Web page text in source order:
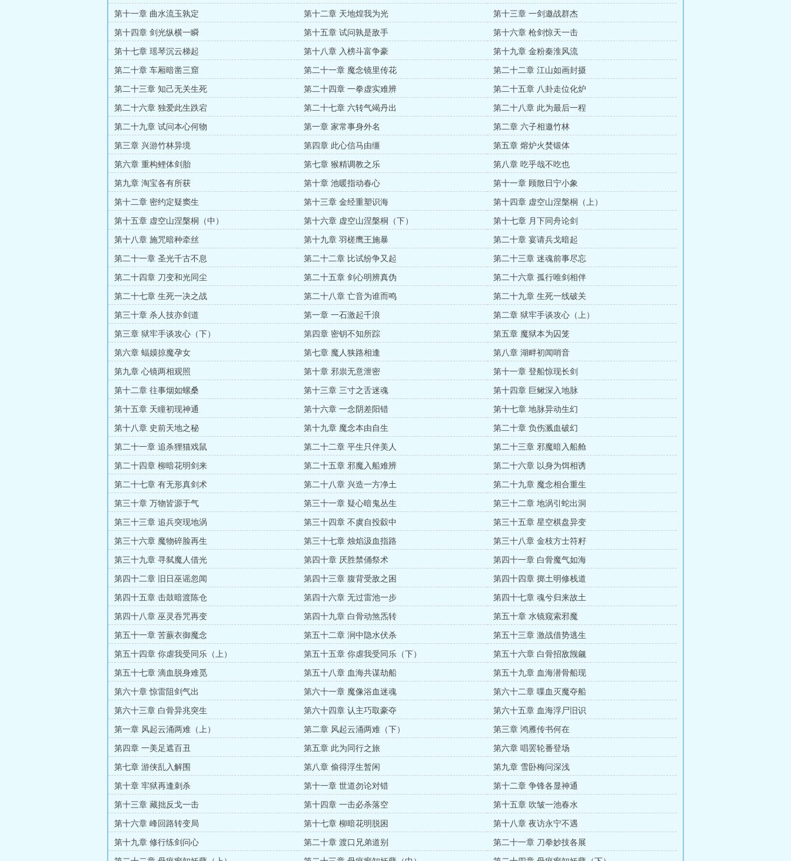
第十一章 曲水流玉孰定 第十二章 天地煌我为光 第十三章 一剑邀战群杰
第十四章 剑光纵横一瞬 第十五章 试问孰是敌手 第十六章 枪剑惊天一击
第十七章 瑶琴沉云梯起 第十八章 入榜斗富争豪 第十九章 金粉秦淮风流
第二十章 车厢暗凿三窟 第二十一章 魔念镜里传花 第二十二章 江山如画封摄
第二十三章 知己无关生死 第二十四章 一拳虚实难辨 第二十五章 八卦走位化炉
第二十六章 独爱此生跌宕 第二十七章 六转气竭丹出 第二十八章 此为最后一程
第二十九章 试问本心何物 第一章 家常事身外名 第二章 六子相邀竹林
第三章 兴游竹林异境 第四章 此心信马由缰 第五章 熔炉火焚锻体
第六章 重构鲤体剑胎 第七章 猴精调教之乐 第八章 吃乎哉不吃也
第九章 淘宝各有所获 第十章 池暖指动春心 第十一章 顾散日宁小象
第十二章 密约定疑窦生 第十三章 金经重塑识海 第十四章 虚空山涅槃桐（上）
第十五章 虚空山涅槃桐（中） 第十六章 虚空山涅槃桐（下） 第十七章 月下同舟论剑
第十八章 施咒暗种牵丝 第十九章 羽槎鹰王施暴 第二十章 宴请兵戈暗起
第二十一章 圣光千古不息 第二十二章 比试纷争又起 第二十三章 迷魂前事尽忘
第二十四章 刀变和光同尘 第二十五章 剑心明辨真伪 第二十六章 孤行唯剑相伴
第二十七章 生死一决之战 第二十八章 亡音为谁而鸣 第二十九章 生死一线破关
第三十章 杀人技亦剑道 第一章 一石激起千浪 第二章 狱牢手谈攻心（上）
第三章 狱牢手谈攻心（下） 第四章 密钥不知所踪 第五章 魔狱本为囚笼
第六章 蝠嫫掠魔孕女 第七章 魔人狭路相逢 第八章 湖畔初闻哨音
第九章 心镜两相观照 第十章 邪祟无意泄密 第十一章 登船惊现长剑
第十二章 往事烟如螺桑 第十三章 三寸之舌迷魂 第十四章 巨鳅深入地脉
第十五章 天瞳初现神通 第十六章 一念阴差阳错 第十七章 地脉异动生幻
第十八章 史前天地之秘 第十九章 魔念本由自生 第二十章 负伤溅血破幻
第二十一章 追杀狸猫戏鼠 第二十二章 平生只伴美人 第二十三章 邪魔暗入船舱
第二十四章 柳暗花明剑来 第二十五章 邪魔入船难辨 第二十六章 以身为饵相诱
第二十七章 有无形真剑术 第二十八章 兴造一方净土 第二十九章 魔念相合重生
第三十章 万物皆源于气 第三十一章 疑心暗鬼丛生 第三十二章 地涡引蛇出洞
第三十三章 追兵突现地涡 第三十四章 不虞自投縠中 第三十五章 星空棋盘异变
第三十六章 魔物碎脸再生 第三十七章 烛焰汲血指路 第三十八章 金枝方士符籽
第三十九章 寻弑魔人借光 第四十章 厌胜禁俑祭术 第四十一章 白骨魔气如海
第四十二章 旧日巫谣忽闻 第四十三章 腹背受敌之困 第四十四章 掷土明修栈道
第四十五章 击鼓暗渡陈仓 第四十六章 无过雷池一步 第四十七章 魂兮归来故土
第四十八章 巫灵吞咒再变 第四十九章 白骨动煞炁转 第五十章 水镜窥索邪魔
第五十一章 苦蕨衣御魔念 第五十二章 涧中隐水伏杀 第五十三章 激战借势逃生
第五十四章 你虐我受同乐（上） 第五十五章 你虐我受同乐（下） 第五十六章 白骨招敌觊觎
第五十七章 滴血脱身难觅 第五十八章 血海共谋劫船 第五十九章 血海潜骨船现
第六十章 惊雷阻剑气出 第六十一章 魔像浴血迷魂 第六十二章 喋血灭魔夺船
第六十三章 白骨异兆突生 第六十四章 认主巧取豪夺 第六十五章 血海浮尸旧识
第一章 风起云涌两难（上） 第二章 风起云涌两难（下） 第三章 鸿雁传书何在
第四章 一美足遮百丑 第五章 此为同行之旅 第六章 唱罢轮番登场
第七章 游侠乱入解围 第八章 偷得浮生暂闲 第九章 雪卧梅问深浅
第十章 牢狱再逢刺杀 第十一章 世道勿论对错 第十二章 争锋各显神通
第十三章 藏拙反戈一击 第十四章 一击必杀落空 第十五章 吹皱一池春水
第十六章 峰回路转变局 第十七章 柳暗花明脱困 第十八章 夜访永宁不遇
第十九章 修行练剑问心 第二十章 渡口兄弟道别 第二十一章 刀拳妙技各展